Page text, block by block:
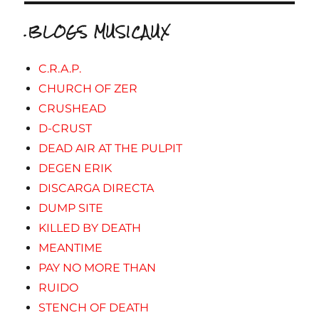
.BLOGS MUSICAUX
C.R.A.P.
CHURCH OF ZER
CRUSHEAD
D-CRUST
DEAD AIR AT THE PULPIT
DEGEN ERIK
DISCARGA DIRECTA
DUMP SITE
KILLED BY DEATH
MEANTIME
PAY NO MORE THAN
RUIDO
STENCH OF DEATH